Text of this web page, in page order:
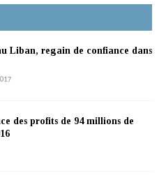
Liban, regain de confiance dans
des profits de 94 millions de